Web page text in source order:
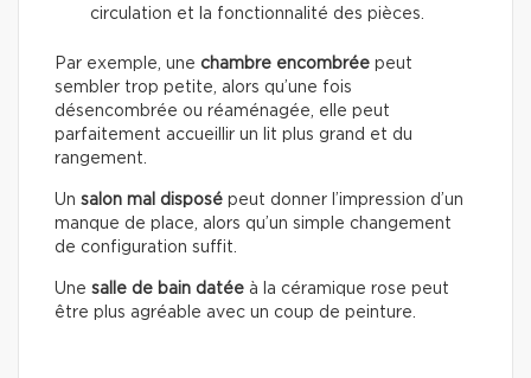
circulation et la fonctionnalité des pièces.
Par exemple, une chambre encombrée peut
sembler trop petite, alors qu’une fois
désencombrée ou réaménagée, elle peut
parfaitement accueillir un lit plus grand et du
rangement.
Un salon mal disposé peut donner l’impression d’un
manque de place, alors qu’un simple changement
de configuration suffit.
Une salle de bain datée à la céramique rose peut
être plus agréable avec un coup de peinture.